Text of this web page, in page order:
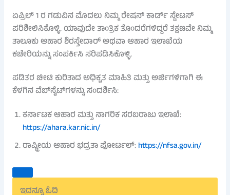
ಏಪ್ರಿಲ್ 1 ರ ಗಡುವಿನ ಮೊದಲು ನಿಮ್ಮ ರೇಷನ್ ಕಾರ್ಡ್ ಸ್ಟೇಟಸ್
ಪರಿಶೀಲಿಸಿಕೊಳ್ಳಿ. ಯಾವುದೇ ತಾಂತ್ರಿಕ ತೊಂದರೆಗಳಿದ್ದರೆ ತಕ್ಷಣವೇ ನಿಮ್ಮ
ತಾಲೂಕು ಆಹಾರ ಶಿರಸ್ತೇದಾರ್ ಅಥವಾ ಆಹಾರ ಇಲಾಖೆಯ
ಕಚೇರಿಯನ್ನು ಸಂಪರ್ಕಿಸಿ ಸರಿಪಡಿಸಿಕೊಳ್ಳಿ.
ಪಡಿತರ ಚೀಟಿ ಕುರಿತಾದ ಅಧಿಕೃತ ಮಾಹಿತಿ ಮತ್ತು ಅರ್ಜಿಗಳಿಗಾಗಿ ಈ
ಕೆಳಗಿನ ವೆಬ್‌ಸೈಟ್‌ಗಳನ್ನು ಸಂದರ್ಶಿಸಿ:
ಕರ್ನಾಟಕ ಆಹಾರ ಮತ್ತು ನಾಗರಿಕ ಸರಬರಾಜು ಇಲಾಖೆ:
https://ahara.kar.nic.in/
ರಾಷ್ಟ್ರೀಯ ಆಹಾರ ಭದ್ರತಾ ಪೋರ್ಟಲ್:https://nfsa.gov.in/
ಇದನ್ನೂ ಓದಿ